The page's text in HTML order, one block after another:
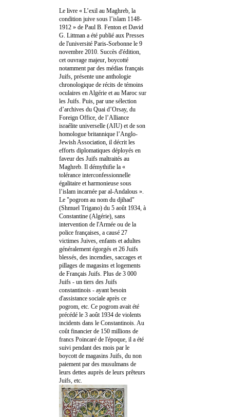
Le livre « L’exil au Maghreb, la
condition juive sous l’islam 1148-
1912 » de Paul B. Fenton et David
G. Littman a été publié aux Presses
de l'université Paris-Sorbonne le 9
novembre 2010. Succès d'édition,
cet ouvrage majeur, boycotté
notamment par des médias français
Juifs, présente une anthologie
chronologique de récits de témoins
oculaires en Algérie et au Maroc sur
les Juifs. Puis, par une sélection
d’archives du Quai d’Orsay, du
Foreign Office, de l’Alliance
israélite universelle (AIU) et de son
homologue britannique l’Anglo-
Jewish Association, il décrit les
efforts diplomatiques déployés en
faveur des Juifs maltraités au
Maghreb. Il démythifie la «
tolérance interconfessionnelle
égalitaire et harmonieuse sous
l’islam incarnée par al-Andalous ».
Le "pogrom au nom du djihad"
(Shmuel Trigano) du 5 août 1934, à
Constantine (Algérie), sans
intervention de l'Armée ou de la
police françaises, a causé 27
victimes Juives, enfants et adultes
généralement égorgés et 26 Juifs
blessés, des incendies, saccages et
pillages de magasins et logements
de Français Juifs. Plus de 3 000
Juifs - un tiers des Juifs
constantinois - ayant besoin
d'assistance sociale après ce
pogrom, etc. Ce pogrom avait été
précédé le 3 août 1934 de violents
incidents dans le Constantinois. Au
coût financier de 150 millions de
francs Poincaré de l'époque, il a été
suivi pendant des mois par le
boycott de magasins Juifs, du non
paiement par des musulmans de
leurs dettes auprès de leurs prêteurs
Juifs, etc.